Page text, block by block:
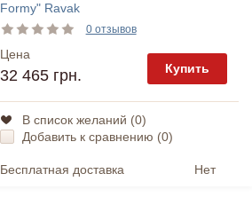
Formy" Ravak
0 отзывов
Цена
32 465 грн. Купить
В список желаний (0)
Добавить к сравнению (0)
Бесплатная доставка Нет